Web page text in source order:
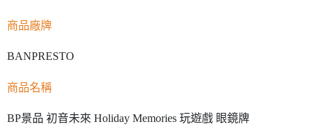
商品廠牌
BANPRESTO
商品名稱
BP景品 初音未來 Holiday Memories 玩遊戲 眼鏡牌